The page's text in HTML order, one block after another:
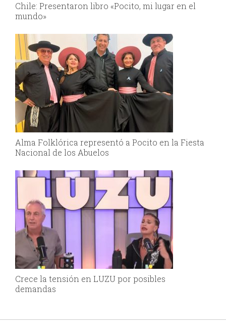
Chile: Presentaron libro «Pocito, mi lugar en el
mundo»
Alma Folklórica representó a Pocito en la Fiesta
Nacional de los Abuelos
Crece la tensión en LUZU por posibles
demandas